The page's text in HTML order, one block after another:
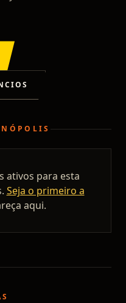
ativos para esta
. Seja o primeiro a
aqui.